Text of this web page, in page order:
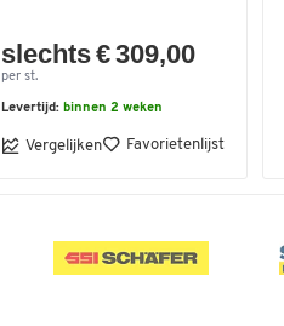
slechts € 309,00
per st.
Levertijd: binnen 2 weken
Vergelijken Favorietenlijst